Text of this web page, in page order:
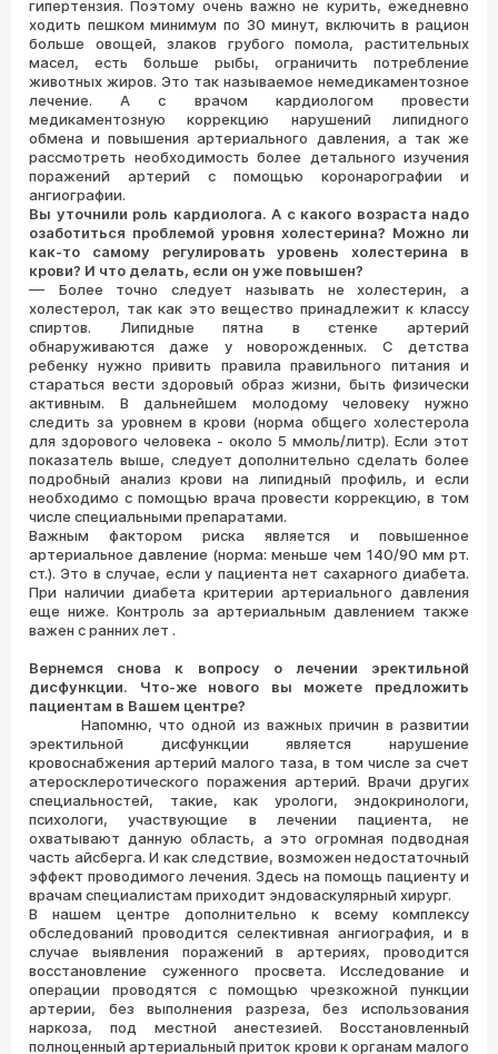
гипертензия. Поэтому очень важно не курить, ежедневно
ходить пешком минимум по 30 минут, включить в рацион
больше овощей, злаков грубого помола, растительных
масел, есть больше рыбы, ограничить потребление
животных жиров. Это так называемое немедикаментозное
лечение. А с врачом кардиологом провести
медикаментозную коррекцию нарушений липидного
обмена и повышения артериального давления, а так же
рассмотреть необходимость более детального изучения
поражений артерий с помощью коронарографии и
ангиографии.
Вы уточнили роль кардиолога. А скакого возраста надо
озаботиться проблемой уровня холестерина? Можно ли
как-то самому регулировать уровень холестерина в
крови? И что делать, если он уже повышен?
— Более точно следует называть не холестерин, а
холестерол, так как это вещество принадлежит к классу
спиртов. Липидные пятна в стенке артерий
обнаруживаются даже у новорожденных. С детства
ребенку нужно привить правила правильного питания и
стараться вести здоровый образ жизни, быть физически
активным. В дальнейшем молодому человеку нужно
следить за уровнем в крови (норма общего холестерола
для здорового человека - около 5 ммоль/литр). Если этот
показатель выше, следует дополнительно сделать более
подробный анализ крови на липидный профиль, и если
необходимо с помощью врача провести коррекцию, в том
числе специальными препаратами.
Важным фактором риска является и повышенное
артериальное давление (норма: меньше чем 140/90 мм рт.
ст.). Это в случае, если у пациента нет сахарного диабета.
При наличии диабета критерии артериального давления
еще ниже. Контроль за артериальным давлением также
важен с ранних лет .
Вернемся снова к вопросу о лечении эректильной
дисфункции. Что-же нового вы можете предложить
пациентам в Вашем центре?
Напомню, что одной из важных причин в развитии
эректильной дисфункции является нарушение
кровоснабжения артерий малого таза, в том числе за счет
атеросклеротического поражения артерий. Врачи других
специальностей, такие, как урологи, эндокринологи,
психологи, участвующие в лечении пациента, не
охватывают данную область, а это огромная подводная
часть айсберга. И как следствие, возможен недостаточный
эффект проводимого лечения. Здесь на помощь пациенту и
врачам специалистам приходит эндоваскулярный хирург.
В нашем центре дополнительно к всему комплексу
обследований проводится селективная ангиография, и в
случае выявления поражений в артериях, проводится
восстановление суженного просвета. Исследование и
операции проводятся с помощью чрезкожной пункции
артерии, без выполнения разреза, без использования
наркоза, под местной анестезией. Восстановленный
полноценный артериальный приток крови к органам малого